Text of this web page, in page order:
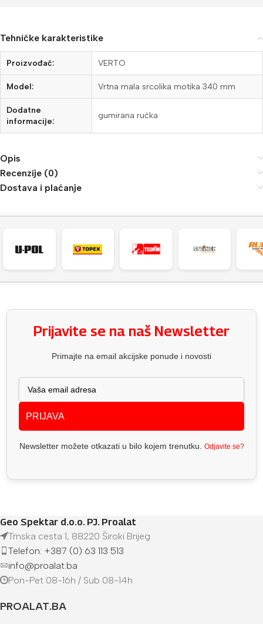
Tehničke karakteristike
Proizvođač: VERTO
Model: Vrtna mala srcolika motika 340 mm
Dodatne
informacije:
gumirana ručka
Opis
Recenzije (0)
Dostava i plaćanje
Prijavite se na naš Newsletter
Primajte na email akcijske ponude i novosti
PRIJAVA
Newsletter možete otkazati u bilo kojem trenutku. Odjavite se?
Geo Spektar d.o.o. PJ. Proalat
Trnska cesta 1, 88220 Široki Brijeg
Telefon: +387 (0) 63 113 513
info@proalat.ba
Pon-Pet 08-16h / Sub 08-14h
PROALAT.BA